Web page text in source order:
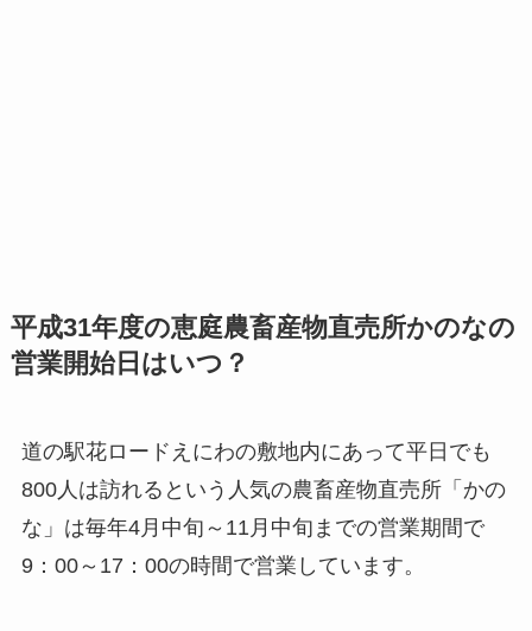
平成31年度の恵庭農畜産物直売所かのなの
営業開始日はいつ？
道の駅花ロードえにわの敷地内にあって平日でも
800人は訪れるという人気の農畜産物直売所「かの
な」は毎年4月中旬～11月中旬までの営業期間で
9：00～17：00の時間で営業しています。